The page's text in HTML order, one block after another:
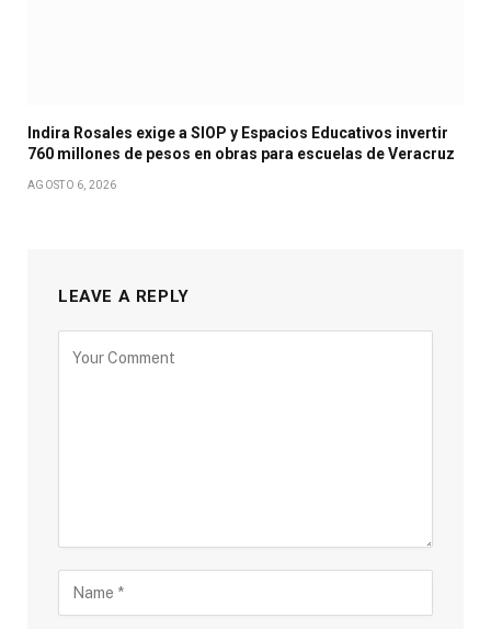
Indira Rosales exige a SIOP y Espacios Educativos invertir
760 millones de pesos en obras para escuelas de Veracruz
AGOSTO 6, 2026
LEAVE A REPLY